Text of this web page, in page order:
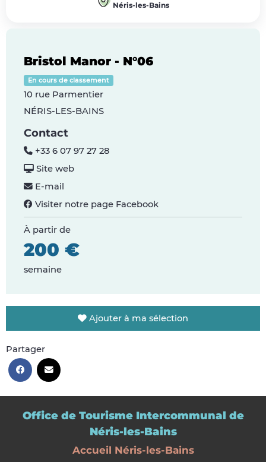
Néris-les-Bains
Bristol Manor - N°06
En cours de classement
10 rue Parmentier
NÉRIS-LES-BAINS
Contact
+33 6 07 97 27 28
Site web
E-mail
Visiter notre page Facebook
À partir de
200 €
semaine
Ajouter à ma sélection
Partager
Office de Tourisme Intercommunal de
Néris-les-Bains
Accueil Néris-les-Bains